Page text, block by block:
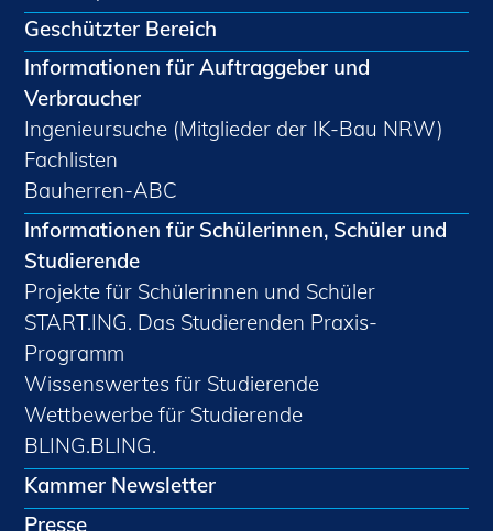
Geschützter Bereich
Informationen für Auftraggeber und
Verbraucher
Ingenieursuche (Mitglieder der IK-Bau NRW)
Fachlisten
Bauherren-ABC
Informationen für Schülerinnen, Schüler und
Studierende
Projekte für Schülerinnen und Schüler
START.ING. Das Studierenden Praxis-
Programm
Wissenswertes für Studierende
Wettbewerbe für Studierende
BLING.BLING.
Kammer Newsletter
Presse